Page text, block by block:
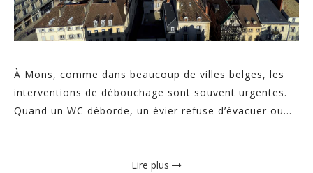
À Mons, comme dans beaucoup de villes belges, les
interventions de débouchage sont souvent urgentes.
Quand un WC déborde, un évier refuse d’évacuer ou...
Lire plus